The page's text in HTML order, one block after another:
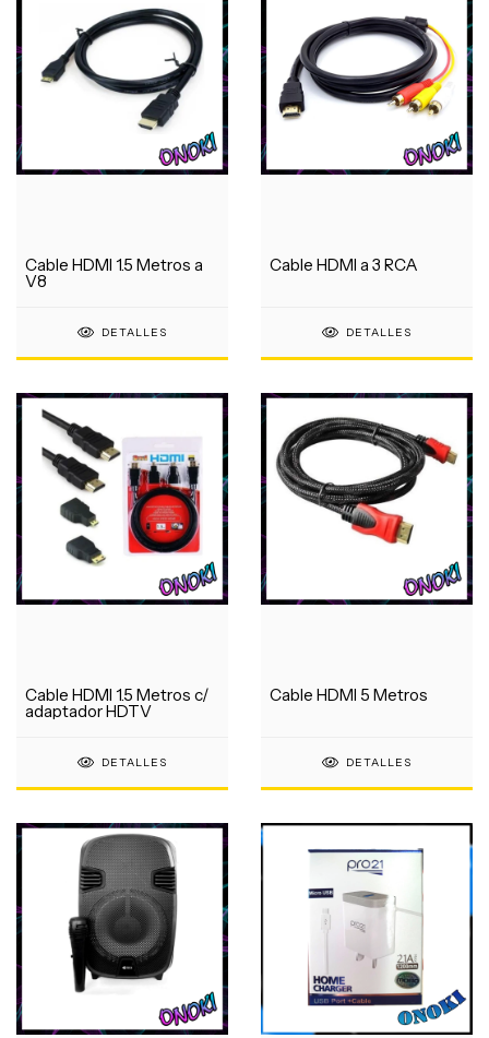
Cable HDMI 1.5 Metros a
V8
DETALLES
Cable HDMI a 3 RCA
DETALLES
Cable HDMI 1.5 Metros c/
adaptador HDTV
DETALLES
Cable HDMI 5 Metros
DETALLES